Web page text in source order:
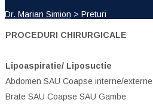
Dr. Marian Simion > Preturi
PROCEDURI CHIRURGICALE
Lipoaspiratie/ Liposuctie
Abdomen SAU Coapse interne/externe
Brate SAU Coapse SAU Gambe